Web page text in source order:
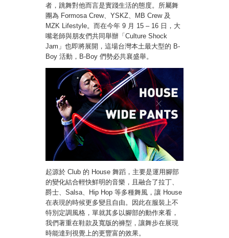
者，跳舞對他而言是實踐生活的態度。所屬舞
團為 Formosa Crew、YSKZ、MB Crew 及
MZK Lifestyle。而在今年 9 月 15 – 16 日，大
嘴老師與朋友們共同舉辦「Culture Shock
Jam」也即將展開，這場台灣本土最大型的 B-
Boy 活動，B-Boy 們勢必共襄盛舉。
起源於 Club 的 House 舞蹈，主要是運用腳部
的變化結合輕快鮮明的音樂，且融合了拉丁、
爵士、Salsa、Hip Hop 等多種舞風，讓 House
在表現的時候更多變且自由。因此在服裝上不
特別定調風格，單就其多以腳部的動作來看，
我們著重在鞋款及寬版的褲型，讓舞步在展現
時能達到視覺上的更豐富的效果。